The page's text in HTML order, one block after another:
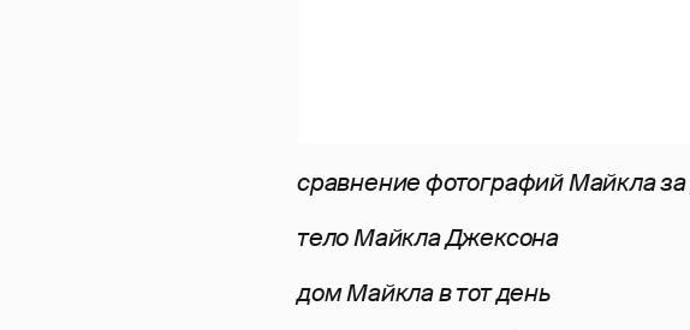
сравнение фотографий Майкла
тело Майкла Джексона
дом Майкла в тот день